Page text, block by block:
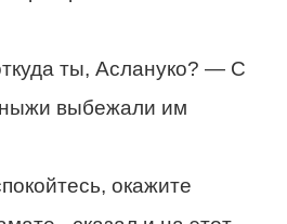
ты, Аслануко? — С
выбежали им
окажите